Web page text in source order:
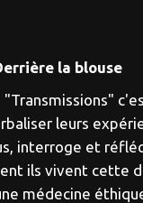
la blouse
leurs
interroge et
ils vivent cette
médecine